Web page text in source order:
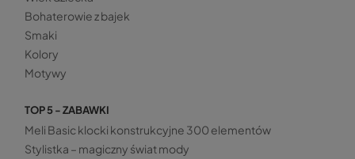
Bohaterowie z bajek
Smaki
Kolory
Motywy
TOP 5 - ZABAWKI
Meli Basic klocki konstrukcyjne 300 elementów
Stylistka – magiczny świat mody